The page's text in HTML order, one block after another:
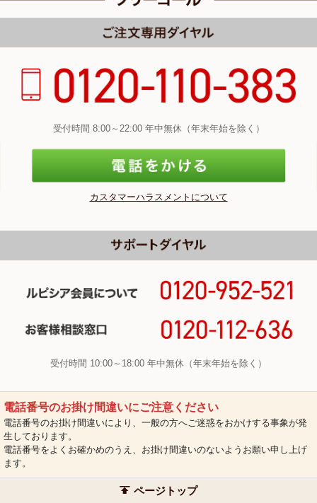
受付時間 8:00～22:00 年中無休（年末年始を除く）
カスタマーハラスメントについて
受付時間 10:00～18:00 年中無休（年末年始を除く）
電話番号のお掛け間違いにご注意ください
電話番号のお掛け間違いにより、一般の方へご迷惑をおかけする事象が発
生しております。
電話番号をよくお確かめのうえ、お掛け間違いのないようお願い申し上げ
ます。
ページトップ